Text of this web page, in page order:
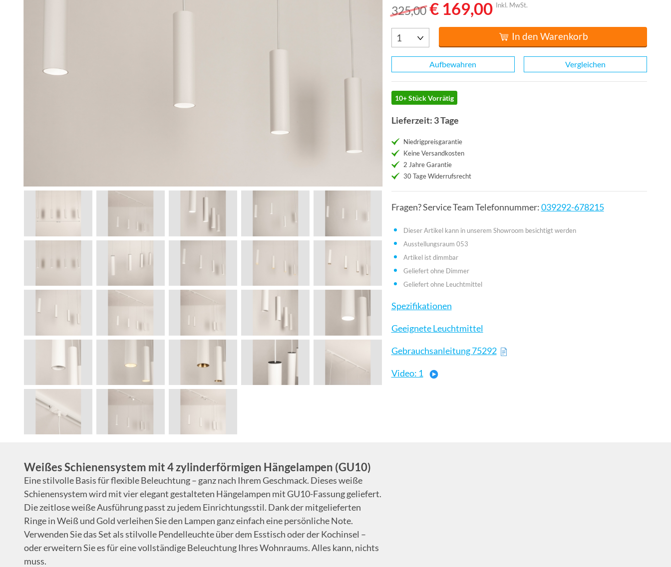
325,00 € 169,00 Inkl. MwSt.
In den Warenkorb
Aufbewahren Vergleichen
10+ Stück Vorrätig
Lieferzeit: 3 Tage
Niedrigpreisgarantie
Keine Versandkosten
2 Jahre Garantie
30 Tage Widerrufsrecht
Fragen? Service Team Telefonnummer:039292-678215
Dieser Artikel kann in unserem Showroom besichtigt werden
Ausstellungsraum 053
Artikel ist dimmbar
Geliefert ohne Dimmer
Geliefert ohne Leuchtmittel
Spezifikationen
Geeignete Leuchtmittel
Gebrauchsanleitung 75292
Video: 1
Weißes Schienensystem mit 4 zylinderförmigen Hängelampen (GU10)
Eine stilvolle Basis für flexible Beleuchtung – ganz nach Ihrem Geschmack. Dieses weiße
Schienensystem wird mit vier elegant gestalteten Hängelampen mit GU10-Fassung geliefert.
Die zeitlose weiße Ausführung passt zu jedem Einrichtungsstil. Dank der mitgelieferten
Ringe in Weiß und Gold verleihen Sie den Lampen ganz einfach eine persönliche Note.
Verwenden Sie das Set als stilvolle Pendelleuchte über dem Esstisch oder der Kochinsel –
oder erweitern Sie es für eine vollständige Beleuchtung Ihres Wohnraums. Alles kann, nichts
muss.